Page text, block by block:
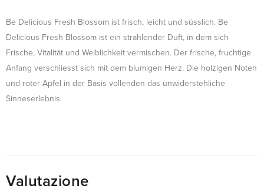
Be Delicious Fresh Blossom ist frisch, leicht und süsslich. Be
Delicious Fresh Blossom ist ein strahlender Duft, in dem sich
Frische, Vitalität und Weiblichkeit vermischen. Der frische, fruchtige
Anfang verschliesst sich mit dem blumigen Herz. Die holzigen Noten
und roter Apfel in der Basis vollenden das unwiderstehliche
Sinneserlebnis.
Valutazione